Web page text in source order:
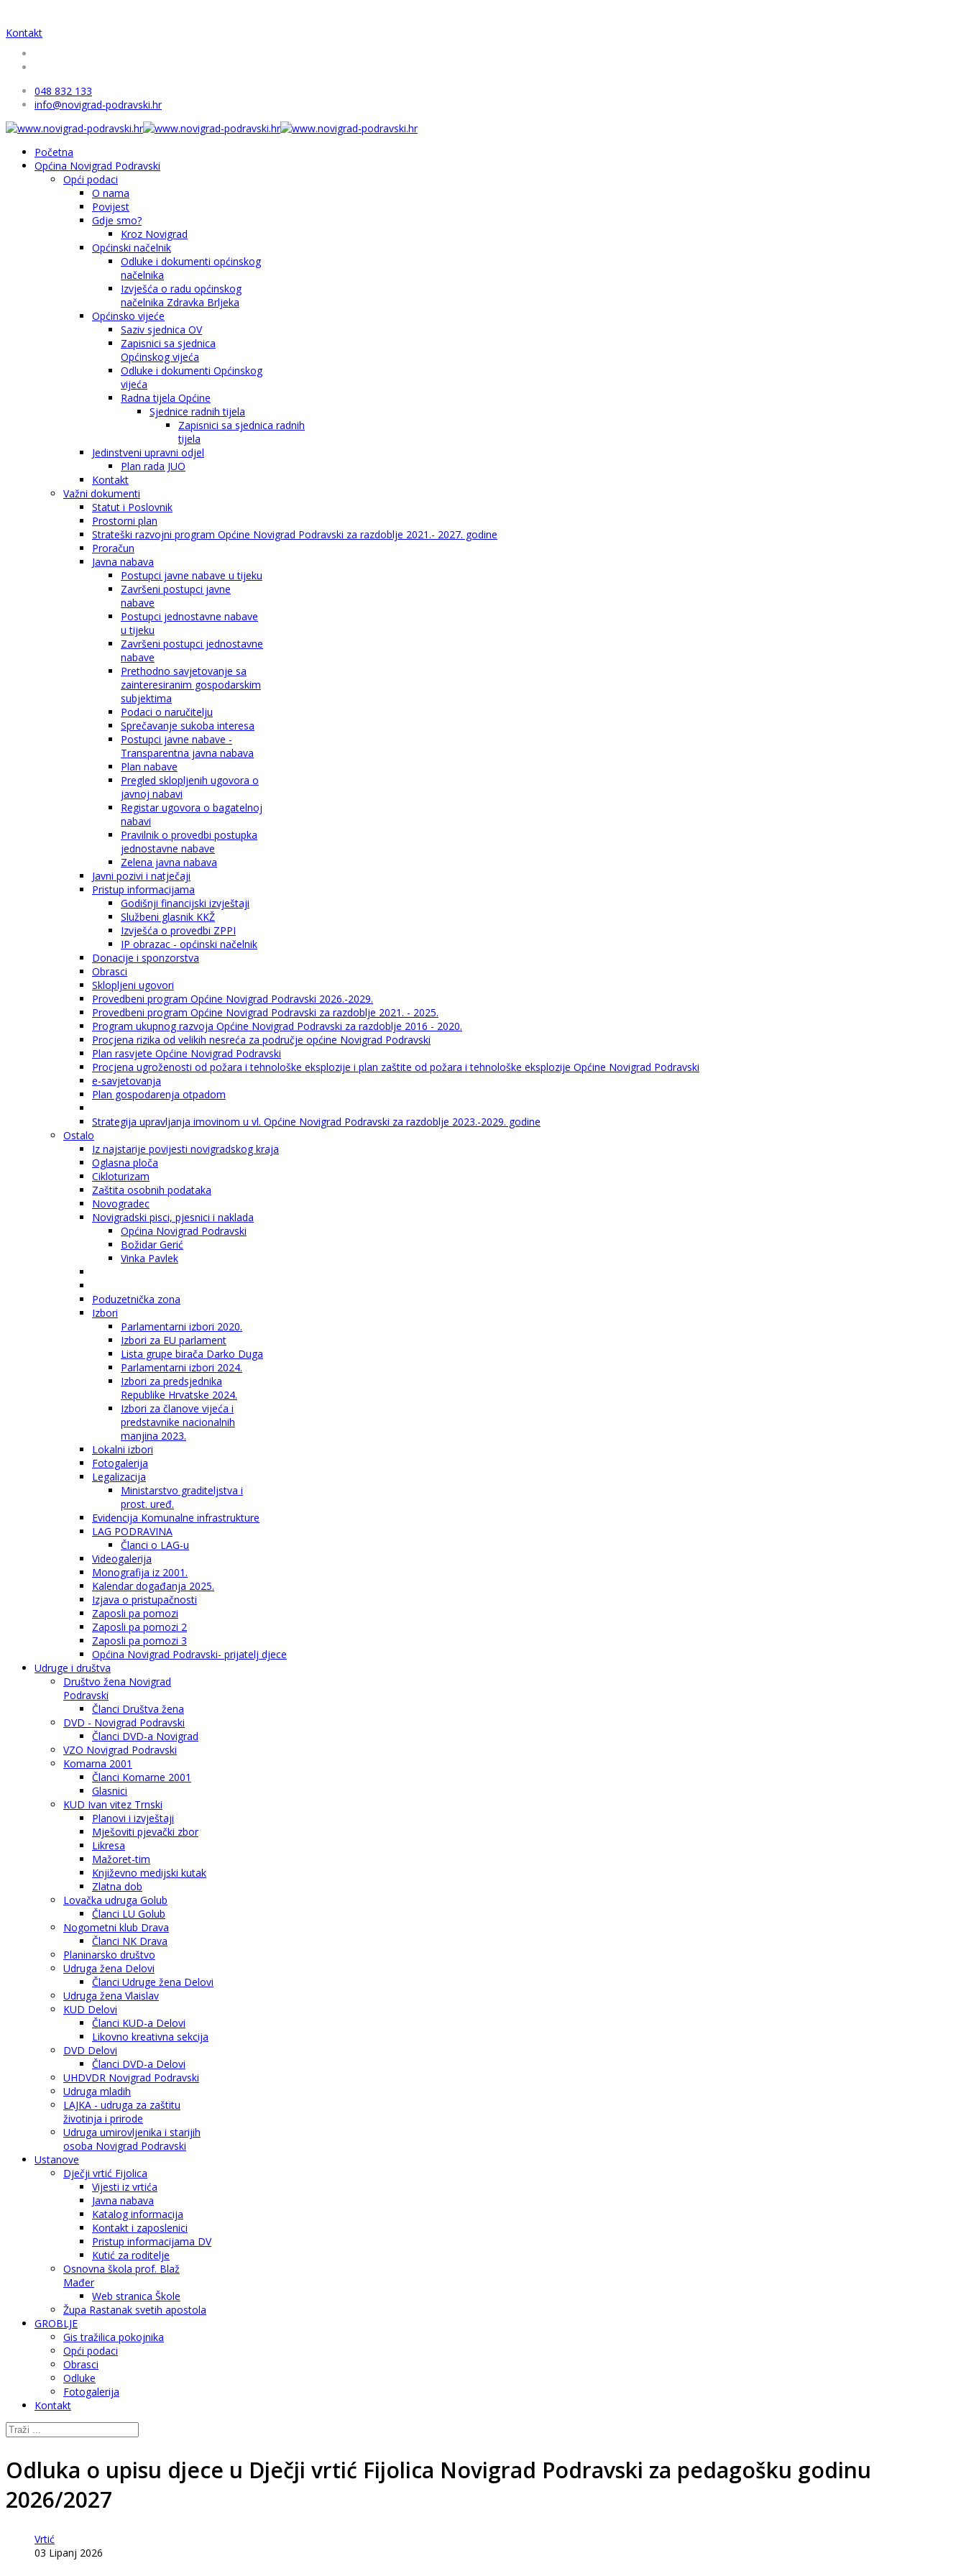
Kontakt
048 832 133
info@novigrad-podravski.hr
Početna
Općina Novigrad Podravski
Opći podaci
O nama
Povijest
Gdje smo?
Kroz Novigrad
Općinski načelnik
Odluke i dokumenti općinskog
načelnika
Izvješća o radu općinskog
načelnika Zdravka Brljeka
Općinsko vijeće
Saziv sjednica OV
Zapisnici sa sjednica
Općinskog vijeća
Odluke i dokumenti Općinskog
vijeća
Radna tijela Općine
Sjednice radnih tijela
Zapisnici sa sjednica radnih
tijela
Jedinstveni upravni odjel
Plan rada JUO
Kontakt
Važni dokumenti
Statut i Poslovnik
Prostorni plan
Strateški razvojni program Općine Novigrad Podravski za razdoblje 2021.- 2027. godine
Proračun
Javna nabava
Postupci javne nabave u tijeku
Završeni postupci javne
nabave
Postupci jednostavne nabave
u tijeku
Završeni postupci jednostavne
nabave
Prethodno savjetovanje sa
zainteresiranim gospodarskim
subjektima
Podaci o naručitelju
Sprečavanje sukoba interesa
Postupci javne nabave -
Transparentna javna nabava
Plan nabave
Pregled sklopljenih ugovora o
javnoj nabavi
Registar ugovora o bagatelnoj
nabavi
Pravilnik o provedbi postupka
jednostavne nabave
Zelena javna nabava
Javni pozivi i natječaji
Pristup informacijama
Godišnji financijski izvještaji
Službeni glasnik KKŽ
Izvješća o provedbi ZPPI
IP obrazac - općinski načelnik
Donacije i sponzorstva
Obrasci
Sklopljeni ugovori
Provedbeni program Općine Novigrad Podravski 2026.-2029.
Provedbeni program Općine Novigrad Podravski za razdoblje 2021. - 2025.
Program ukupnog razvoja Općine Novigrad Podravski za razdoblje 2016 - 2020.
Procjena rizika od velikih nesreća za područje općine Novigrad Podravski
Plan rasvjete Općine Novigrad Podravski
Procjena ugroženosti od požara i tehnološke eksplozije i plan zaštite od požara i tehnološke eksplozije Općine Novigrad Podravski
e-savjetovanja
Plan gospodarenja otpadom
Strategija upravljanja imovinom u vl. Općine Novigrad Podravski za razdoblje 2023.-2029. godine
Ostalo
Iz najstarije povijesti novigradskog kraja
Oglasna ploča
Cikloturizam
Zaštita osobnih podataka
Novogradec
Novigradski pisci, pjesnici i naklada
Općina Novigrad Podravski
Božidar Gerić
Vinka Pavlek
Poduzetnička zona
Izbori
Parlamentarni izbori 2020.
Izbori za EU parlament
Lista grupe birača Darko Duga
Parlamentarni izbori 2024.
Izbori za predsjednika
Republike Hrvatske 2024.
Izbori za članove vijeća i
predstavnike nacionalnih
manjina 2023.
Lokalni izbori
Fotogalerija
Legalizacija
Ministarstvo graditeljstva i
prost. uređ.
Evidencija Komunalne infrastrukture
LAG PODRAVINA
Članci o LAG-u
Videogalerija
Monografija iz 2001.
Kalendar događanja 2025.
Izjava o pristupačnosti
Zaposli pa pomozi
Zaposli pa pomozi 2
Zaposli pa pomozi 3
Općina Novigrad Podravski- prijatelj djece
Udruge i društva
Društvo žena Novigrad
Podravski
Članci Društva žena
DVD - Novigrad Podravski
Članci DVD-a Novigrad
VZO Novigrad Podravski
Komarna 2001
Članci Komarne 2001
Glasnici
KUD Ivan vitez Trnski
Planovi i izvještaji
Mješoviti pjevački zbor
Likresa
Mažoret-tim
Književno medijski kutak
Zlatna dob
Lovačka udruga Golub
Članci LU Golub
Nogometni klub Drava
Članci NK Drava
Planinarsko društvo
Udruga žena Delovi
Članci Udruge žena Delovi
Udruga žena Vlaislav
KUD Delovi
Članci KUD-a Delovi
Likovno kreativna sekcija
DVD Delovi
Članci DVD-a Delovi
UHDVDR Novigrad Podravski
Udruga mladih
LAJKA - udruga za zaštitu
životinja i prirode
Udruga umirovljenika i starijih
osoba Novigrad Podravski
Ustanove
Dječji vrtić Fijolica
Vijesti iz vrtića
Javna nabava
Katalog informacija
Kontakt i zaposlenici
Pristup informacijama DV
Kutić za roditelje
Osnovna škola prof. Blaž
Mađer
Web stranica Škole
Župa Rastanak svetih apostola
GROBLJE
Gis tražilica pokojnika
Opći podaci
Obrasci
Odluke
Fotogalerija
Kontakt
Odluka o upisu djece u Dječji vrtić Fijolica Novigrad Podravski za pedagošku godinu
2026/2027
Vrtić
03 Lipanj 2026